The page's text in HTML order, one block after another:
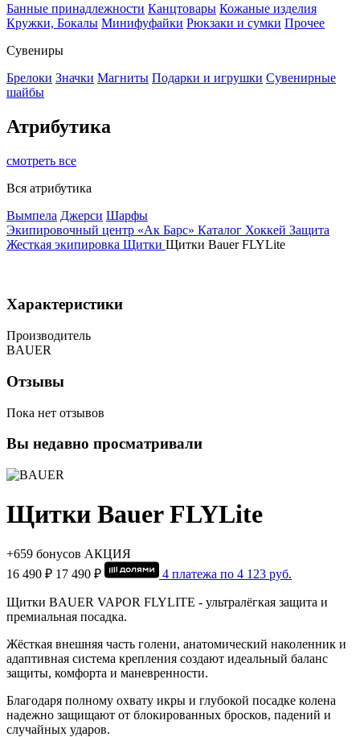
Банные принадлежности Канцтовары Кожаные изделия
Кружки, Бокалы Минифуфайки Рюкзаки и сумки Прочее
Сувениры
Брелоки Значки Магниты Подарки и игрушки Сувенирные
шайбы
Атрибутика
смотреть все
Вся атрибутика
Вымпела Джерси Шарфы
Экипировочный центр «Ак Барс» Каталог Хоккей Защита
Жесткая экипировка Щитки Щитки Bauer FLYLite
Характеристики
Производитель
BAUER
Отзывы
Пока нет отзывов
Вы недавно просматривали
Щитки Bauer FLYLite
+659 бонусов АКЦИЯ
16 490 ₽ 17 490 ₽ 4 платежа по 4 123 руб.
Щитки BAUER VAPOR FLYLITE - ультралёгкая защита и
премиальная посадка.
Жёсткая внешняя часть голени, анатомический наколенник и
адаптивная система крепления создают идеальный баланс
защиты, комфорта и маневренности.
Благодаря полному охвату икры и глубокой посадке колена
надежно защищают от блокированных бросков, падений и
случайных ударов.